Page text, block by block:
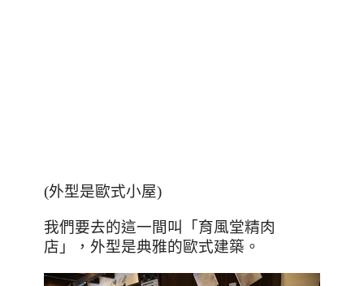
(外型是歐式小屋)
我們要去的這一間叫「育風堂精肉
店」，外型是典雅的歐式建築。